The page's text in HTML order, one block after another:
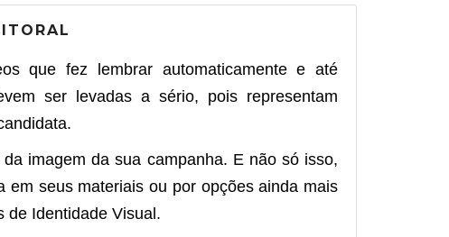
fez lembrar automaticamente e até
ser levadas a sério, pois representam
imagem da sua campanha. E não só isso,
seus materiais ou por opções ainda mais
de Identidade Visual.